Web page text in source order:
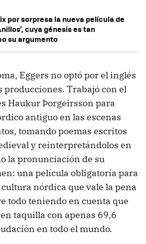
por sorpresa la nueva película de
cuya génesis es tan
su argumento
Eggers no optó por el inglés
producciones. Trabajó con el
Haukur Þorgeirsson para
antiguo en las escenas
tomando poemas escritos
y reinterpretándolos en
la pronunciación de su
una película obligatoria para
nórdica que vale la pena
todo teniendo en cuenta que
taquilla con apenas 69,6
en todo el mundo.